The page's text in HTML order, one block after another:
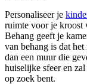
Personaliseer je
ruimte voor je kroost
Behang geeft je
van behang is dat
dan een muur die
huiselijke sfeer en
op zoek bent.